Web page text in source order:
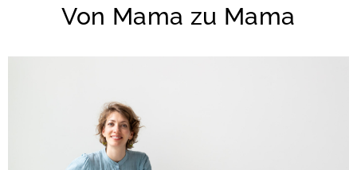
Von Mama zu Mama